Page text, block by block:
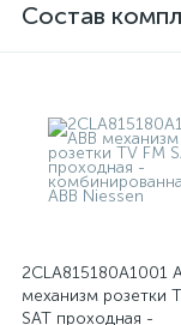
Состав
2CLA815180A1001
механизм розетки
SAT проходная -